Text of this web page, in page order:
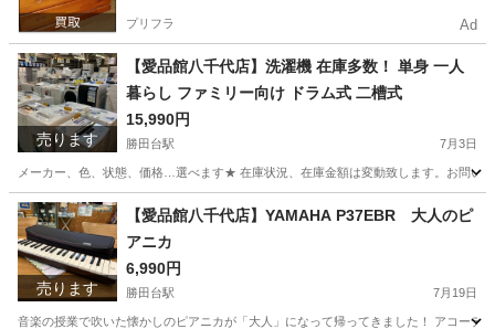
プリフラ Ad
売ります
【愛品館八千代店】洗濯機 在庫多数！ 単身 一人
暮らし ファミリー向け ドラム式 二槽式
15,990円
勝田台駅 7月3日
メーカー、色、状態、価格…選べます★ 在庫状況、在庫金額は変動致します。お問い
千葉 八千代市 勝田台駅 生活家電
売ります
【愛品館八千代店】YAMAHA P37EBR 大人のピ
アニカ
6,990円
勝田台駅 7月19日
音楽の授業で吹いた懐かしのピアニカが「大人」になって帰ってきました！ アコー